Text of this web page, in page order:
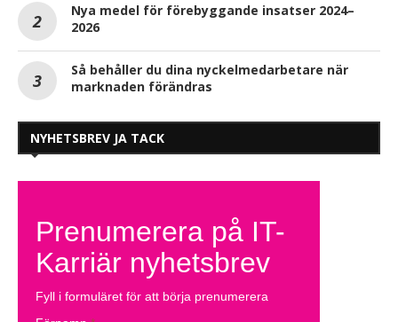
Nya medel för förebyggande insatser 2024–
2026
Så behåller du dina nyckelmedarbetare när
marknaden förändras
NYHETSBREV JA TACK